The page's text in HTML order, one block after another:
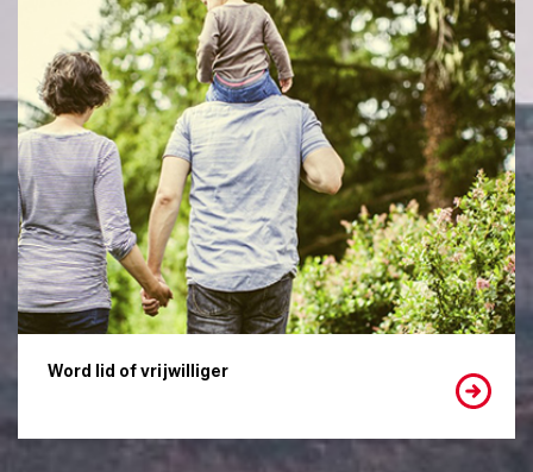
Word lid of vrijwilliger